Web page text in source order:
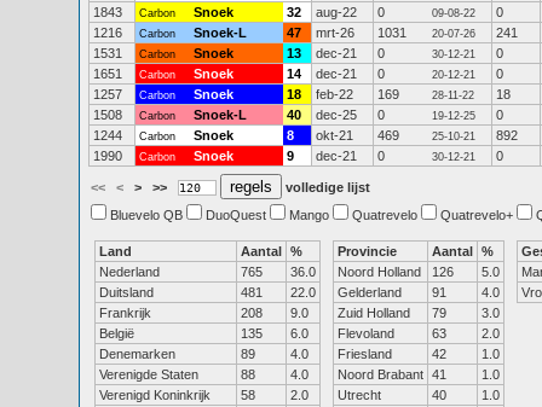
1843
Carbon Snoek 32 aug-22 0 09-08-22
0
1216
Carbon Snoek-L 47 mrt-26 1031 20-07-26
241
1531
Carbon Snoek 13 dec-21 0 30-12-21
0
1651
Carbon Snoek 14 dec-21 0 20-12-21
0
1257
Carbon Snoek 18 feb-22 169 28-11-22
18
1508
Carbon Snoek-L 40 dec-25 0 19-12-25
0
1244
Carbon Snoek 8 okt-21 469 25-10-21
892
1990
Carbon Snoek 9 dec-21 0 30-12-21 0
<< < > >>
volledige lijst
Bluevelo QB
DuoQuest Mango Quatrevelo Quatrevelo+
Land Aantal %
Nederland
765
36.0
Duitsland
481
22.0
Frankrijk
208
9.0
België
135
6.0
Denemarken
89
4.0
Verenigde Staten
88
4.0
Verenigd Koninkrijk
58
2.0
Provincie Aantal %
Noord Holland
126
5.0
Gelderland
91
4.0
Zuid Holland
79
3.0
Flevoland
63
2.0
Friesland
42
1.0
Noord Brabant 41
1.0
Utrecht
40
1.0